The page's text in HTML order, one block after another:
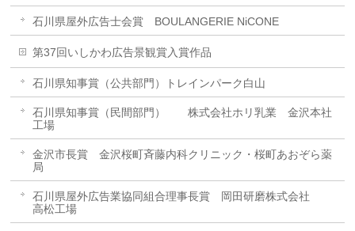
石川県屋外広告士会賞 BOULANGERIE NiCONE
第37回いしかわ広告景観賞入賞作品
石川県知事賞（公共部門）トレインパーク白山
石川県知事賞（民間部門） 株式会社ホリ乳業 金沢本社
工場
金沢市長賞 金沢桜町斉藤内科クリニック・桜町あおぞら薬
局
石川県屋外広告業協同組合理事長賞 岡田研磨株式会社
高松工場